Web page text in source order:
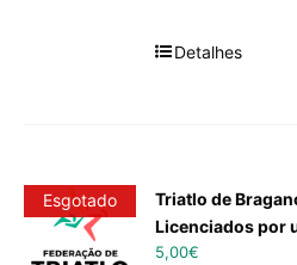
Detalhes
Esgotado
Triatlo de
Licenciados por
5,00€